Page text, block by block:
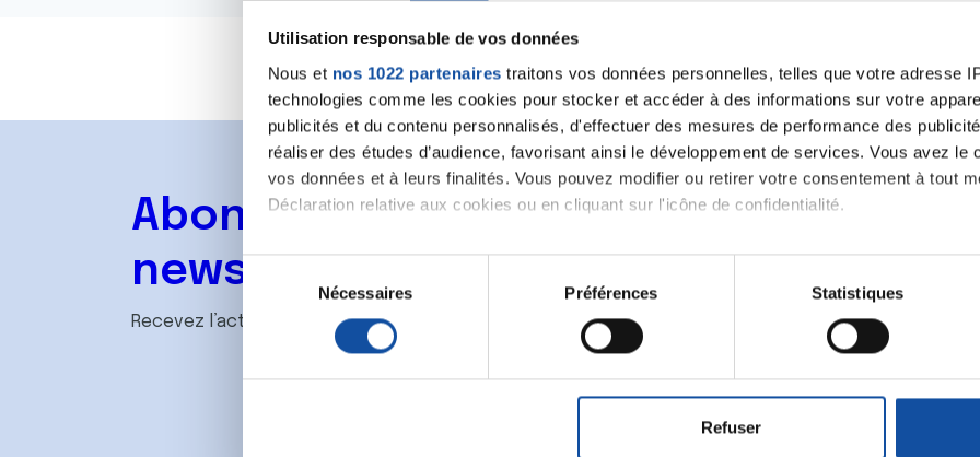
Utilisation responsable de vos données
Nous et nos 1022 partenaires traitons vos données personnelles, telles que votre adresse
technologies comme les cookies pour stocker et accéder à des informations sur votre
publicités et du contenu personnalisés, d'effectuer des mesures de performance des
réaliser des études d’audience, favorisant ainsi le développement de services. Vous avez le
vos données et à leurs finalités. Vous pouvez modifier ou retirer votre consentement à tout
Déclaration relative aux cookies ou en cliquant sur l'icône de confidentialité.
Si vous le permettez, nous aimerions également :
Collecter des informations sur votre localisation géographique qui peuvent être
digitales).
Pour en savoir plus sur le traitement de vos données personnelles et définir vos
. Vous pouvez modifier ou retirer votre consentement à tout moment à partir de la
S
l
Nécessaires Préférences Statistiques
Refuser
SOCIETE NAUTIQUE D'AVIGNON
Abonnez-vous à notre
newsletter
Recevez l’actualité de la Ligue. J'accepte les
m'abonner.
Je souhaite
destination